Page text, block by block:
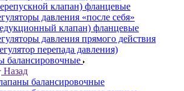
клапан) фланцевые
давления «после себя»
клапан) фланцевые
давления прямого действия
перепада давления)
балансировочные
Назад
балансировочные